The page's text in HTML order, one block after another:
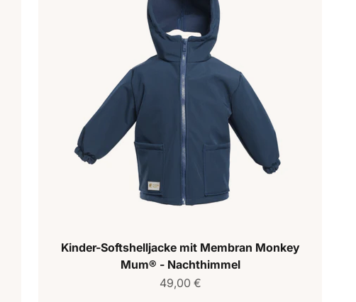
Kinder-Softshelljacke mit Membran Monkey
Mum® - Nachthimmel
Verkaufspreis
49,00 €